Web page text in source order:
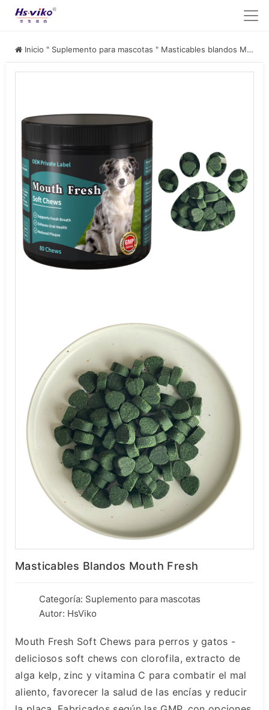
Inicio " Suplemento para mascotas " Masticables blandos Mouth Fresh
Masticables Blandos Mouth Fresh
Categoría: Suplemento para mascotas
Autor: HsViko
Mouth Fresh Soft Chews para perros y gatos -
deliciosos soft chews con clorofila, extracto de
alga kelp, zinc y vitamina C para combatir el mal
aliento, favorecer la salud de las encías y reducir